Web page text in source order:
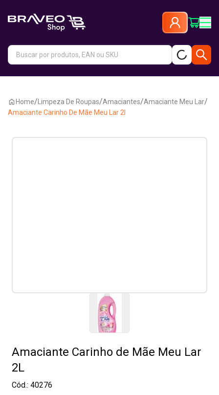
Home/ Limpeza De Roupas/Amaciantes/Amaciante Meu Lar/
Amaciante Carinho De Mãe Meu Lar 2l
Amaciante Carinho de Mãe Meu Lar
2L
Cód.: 40276